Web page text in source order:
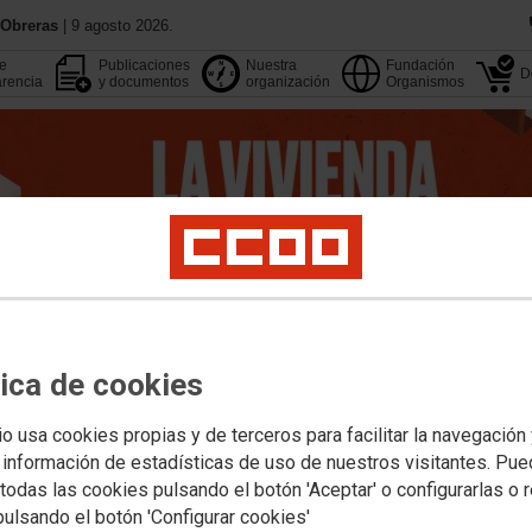
de cookies
usa cookies propias y de terceros para facilitar la navegación
de estadísticas de uso de nuestros visitantes.
las cookies pulsando el botón 'Aceptar' o configurarlas o
el botón 'Configurar cookies'
| 9 agosto 2026.
Publicaciones
y documentos
Nuestra
organización
Fundación
Organismos
Estudios Formación Internacional Migraciones Institucional y M.
de las secretarías Migraciones